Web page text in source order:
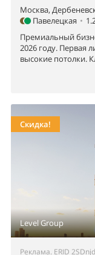
Москва,
Павелецкая •
Премиальный
2026 году. Первая
высокие потолки.
Level Group
Скидка!
Реклама. ERID